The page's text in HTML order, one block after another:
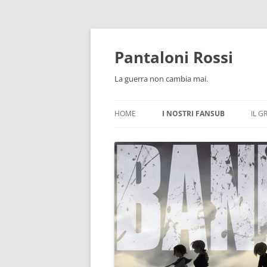
Pantaloni Rossi
La guerra non cambia mai.
HOME I NOSTRI FANSUB
A CERTAIN SCIENTIFIC RAILGUN T
AMANCHU!
AMANCHU! ADVANCE
ARIA THE AVVENIRE
AZUR LANE
IL